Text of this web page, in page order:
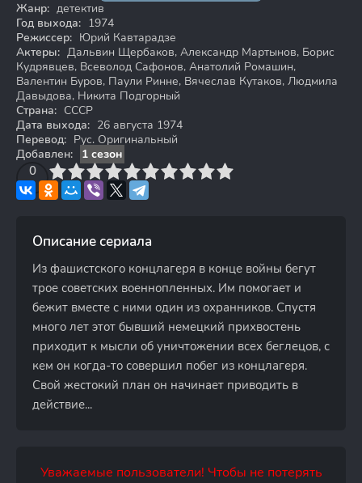
Жанр: детектив
Год выхода: 1974
Режиссер: Юрий Кавтарадзе
Актеры: Дальвин Щербаков, Александр Мартынов, Борис
Кудрявцев, Всеволод Сафонов, Анатолий Ромашин,
Валентин Буров, Паули Ринне, Вячеслав Кутаков, Людмила
Давыдова, Никита Подгорный
Страна: СССР
Дата выхода: 26 августа 1974
Перевод: Рус. Оригинальный
Добавлен:
1 сезон
0
4 6 7 8 9 10
Описание сериала
Из фашистского концлагеря в конце войны бегут
трое советских военнопленных. Им помогает и
бежит вместе с ними один из охранников. Спустя
много лет этот бывший немецкий прихвостень
приходит к мысли об уничтожении всех беглецов, с
кем он когда-то совершил побег из концлагеря.
Свой жестокий план он начинает приводить в
действие...
Уважаемые пользователи! Чтобы не потерять